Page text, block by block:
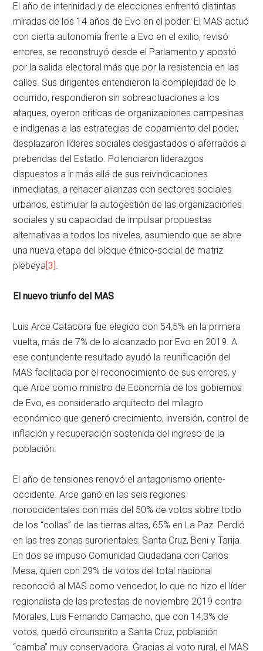
El año de interinidad y de elecciones enfrentó distintas
miradas de los 14 años de Evo en el poder. El MAS actuó
con cierta autonomía frente a Evo en el exilio, revisó
errores, se reconstruyó desde el Parlamento y apostó
por la salida electoral más que por la resistencia en las
calles. Sus dirigentes entendieron la complejidad de lo
ocurrido, respondieron sin sobreactuaciones a los
ataques, oyeron críticas de organizaciones campesinas
e indígenas a las estrategias de copamiento del poder,
desplazaron líderes sociales desgastados o aferrados a
prebendas del Estado. Potenciaron liderazgos
dispuestos a ir más allá de sus reivindicaciones
inmediatas, a rehacer alianzas con sectores sociales
urbanos, estimular la autogestión de las organizaciones
sociales y su capacidad de impulsar propuestas
alternativas a todos los niveles, asumiendo que se abre
una nueva etapa del bloque étnico-social de matriz
plebeya [3] .
El nuevo triunfo del MAS
Luis Arce Catacora fue elegido con 54,5% en la primera
vuelta, más de 7% de lo alcanzado por Evo en 2019. A
ese contundente resultado ayudó la reunificación del
MAS facilitada por el reconocimiento de sus errores, y
que Arce como ministro de Economía de los gobiernos
de Evo, es considerado arquitecto del milagro
económico que generó crecimiento, inversión, control de
inflación y recuperación sostenida del ingreso de la
población.
El año de tensiones renovó el antagonismo oriente-
occidente. Arce ganó en las seis regiones
noroccidentales con más del 50% de votos sobre todo
de los “collas” de las tierras altas, 65% en La Paz. Perdió
en las tres zonas surorientales: Santa Cruz, Beni y Tarija.
En dos se impuso Comunidad Ciudadana con Carlos
Mesa, quien con 29% de votos del total nacional
reconoció al MAS como vencedor, lo que no hizo el líder
regionalista de las protestas de noviembre 2019 contra
Morales, Luis Fernando Camacho, que con 14,3% de
votos, quedó circunscrito a Santa Cruz, población
“camba” muy conservadora. Gracias al voto rural, el MAS